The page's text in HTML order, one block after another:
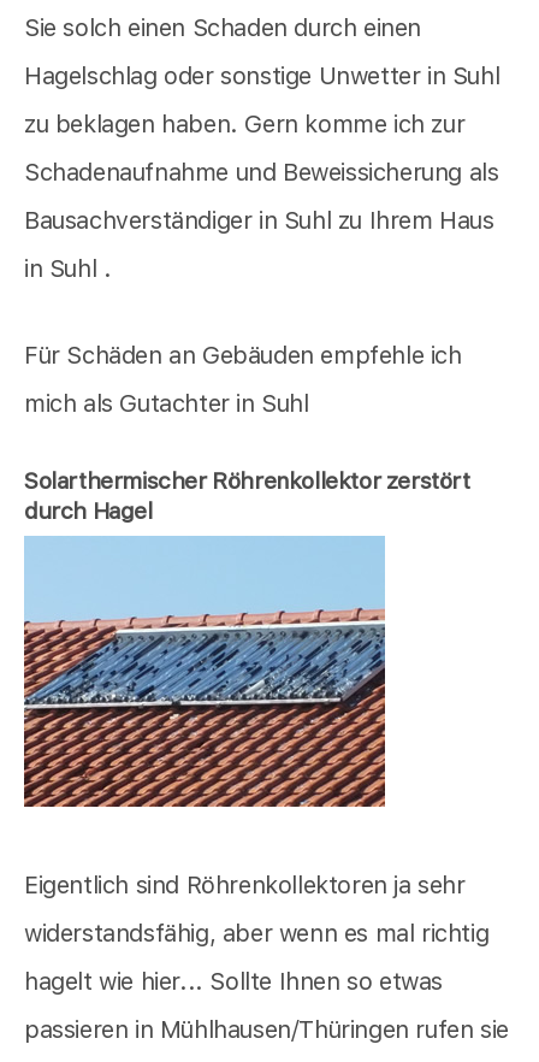
Sie solch einen Schaden durch einen
Hagelschlag oder sonstige Unwetter in Suhl
zu beklagen haben. Gern komme ich zur
Schadenaufnahme und Beweissicherung als
Bausachverständiger in Suhl zu Ihrem Haus
in Suhl .
Für Schäden an Gebäuden empfehle ich
mich als Gutachter in Suhl
Solarthermischer Röhrenkollektor zerstört
durch Hagel
Eigentlich sind Röhrenkollektoren ja sehr
widerstandsfähig, aber wenn es mal richtig
hagelt wie hier... Sollte Ihnen so etwas
passieren in Mühlhausen/Thüringen rufen sie